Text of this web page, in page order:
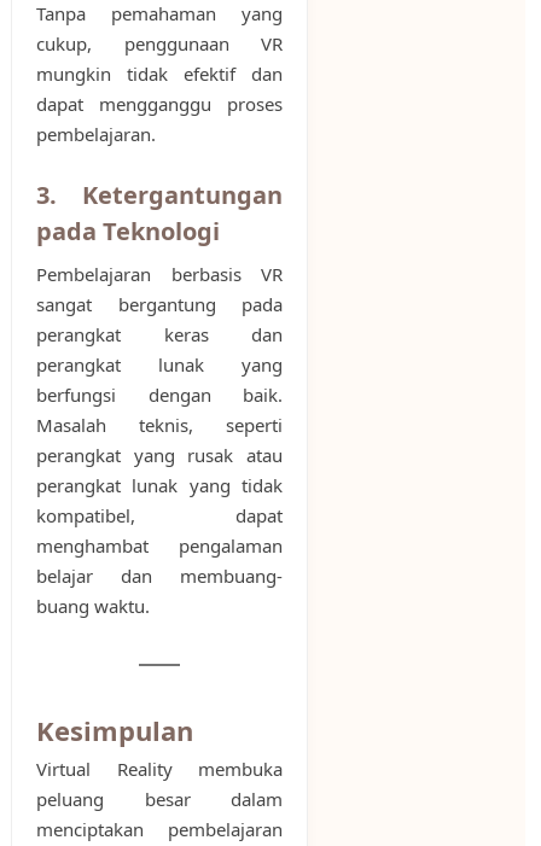
Tanpa pemahaman yang
cukup, penggunaan VR
mungkin tidak efektif dan
dapat mengganggu proses
pembelajaran.
3. Ketergantungan
pada Teknologi
Pembelajaran berbasis VR
sangat bergantung pada
perangkat keras dan
perangkat lunak yang
berfungsi dengan baik.
Masalah teknis, seperti
perangkat yang rusak atau
perangkat lunak yang tidak
kompatibel, dapat
menghambat pengalaman
belajar dan membuang-
buang waktu.
Kesimpulan
Virtual Reality membuka
peluang besar dalam
menciptakan pembelajaran